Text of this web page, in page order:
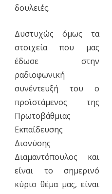
δουλειές.
Δυστυχώς όμως τα
στοιχεία που μας
έδωσε στην
ραδιοφωνική
συνέντευξή του ο
προϊστάμενος της
Πρωτοβάθμιας
Εκπαίδευσης
Διονύσης
Διαμαντόπουλος και
είναι το σημερινό
κύριο θέμα μας, είναι